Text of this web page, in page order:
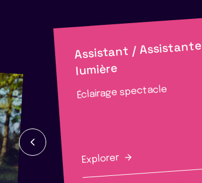
Assistant / Assistante
lumière
Éclairage spectacle
Explorer